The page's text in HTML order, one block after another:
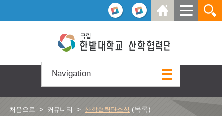
Navigation
처음으로 > 커뮤니티 > 산학협력단소식 (목록)